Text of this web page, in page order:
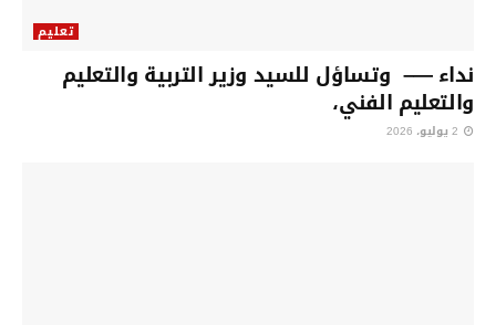
تعليم
نداء —– وتساؤل للسيد وزير التربية والتعليم
والتعليم الفني،